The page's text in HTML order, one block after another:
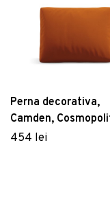
Perna decorativa,
Camden,
Design, 40x60x11
454 lei